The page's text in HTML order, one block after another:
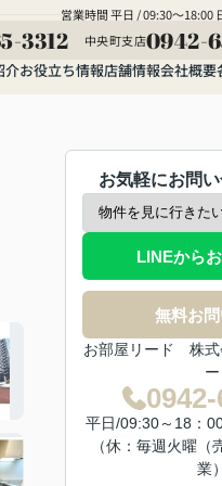
営業時間 平日 / 09:30～18:00
3312 中央町支店0942-
介お役立ち情報店舗情報会社概要
お気軽にお問
LINEから
無料お
お部屋リード 株式
平日/09:30～18：
（休：毎週火曜
業